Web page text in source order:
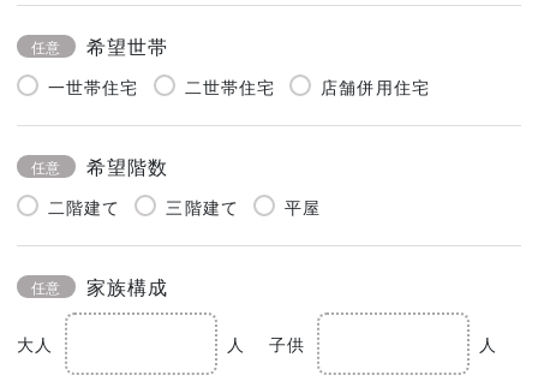
任意 希望世帯
一世帯住宅 二世帯住宅 店舗併用住宅
任意 希望階数
二階建て 三階建て 平屋
任意 家族構成
大人 人 子供 人